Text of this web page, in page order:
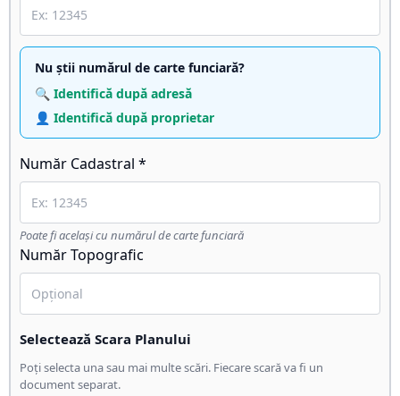
Nu știi numărul de carte funciară?
🔍 Identifică după adresă
👤 Identifică după proprietar
Număr Cadastral *
Poate fi același cu numărul de carte funciară
Număr Topografic
Selectează Scara Planului
Poți selecta una sau mai multe scări. Fiecare scară va fi un
document separat.